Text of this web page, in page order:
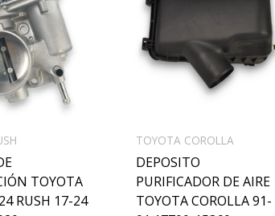
TOYOTA
RUSH 17-24
TOYOTA COROLLA
DEPOSITO
PURIFICADOR DE AIRE
TOYOTA COROLLA 91-